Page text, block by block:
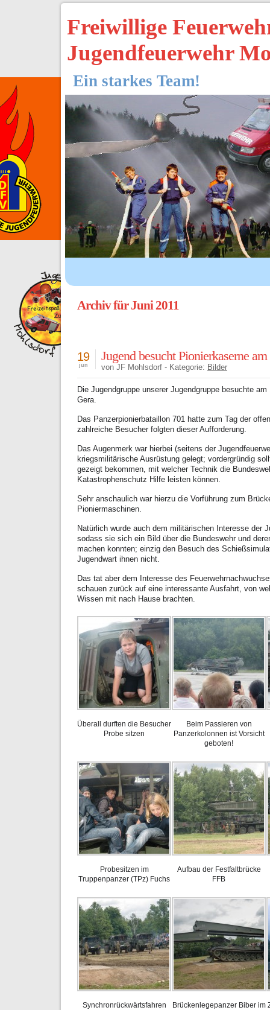
Freiwillige
Jugendfeuerwehr
Ein starkes Team!
Archiv für Juni 2011
Jugend besucht Pionierkaserne
19
jun von JF Mohlsdorf - Kategorie: Bilder
Die Jugendgruppe unserer Jugendgruppe besuchte
Gera.
Das Panzerpionierbataillon 701 hatte zum Tag der
zahlreiche Besucher folgten dieser Aufforderung.
Das Augenmerk war hierbei (seitens der
kriegsmilitärische Ausrüstung gelegt; vordergründig
gezeigt bekommen, mit welcher Technik die
Katastrophenschutz Hilfe leisten können.
Sehr anschaulich war hierzu die Vorführung zum
Pioniermaschinen.
Natürlich wurde auch dem militärischen Interesse der
sodass sie sich ein Bild über die Bundeswehr und
machen konnten; einzig den Besuch des
Jugendwart ihnen nicht.
Das tat aber dem Interesse des
schauen zurück auf eine interessante Ausfahrt, von
Wissen mit nach Hause brachten.
Überall durften die Besucher
Probe sitzen
Beim Passieren von
Panzerkolonnen ist Vorsicht
geboten!
Probesitzen im
Truppenpanzer (TPz) Fuchs
Aufbau der Festfaltbrücke
FFB
Synchronrückwärtsfahren
Brückenlegepanzer Biber im